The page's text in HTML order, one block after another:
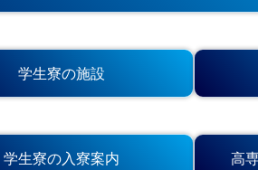
学生寮の施設
学生寮の入寮案内 高